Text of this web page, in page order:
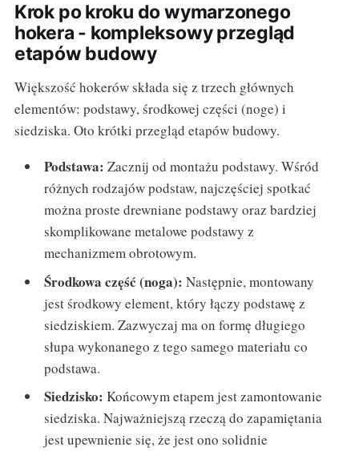
Krok po kroku do wymarzonego
hokera - kompleksowy przegląd
etapów budowy
Większość hokerów składa się z trzech głównych
elementów: podstawy, środkowej części (noge) i
siedziska. Oto krótki przegląd etapów budowy.
Podstawa: Zacznij od montażu podstawy. Wśród
różnych rodzajów podstaw, najczęściej spotkać
można proste drewniane podstawy oraz bardziej
skomplikowane metalowe podstawy z
mechanizmem obrotowym.
Środkowa część (noga): Następnie, montowany
jest środkowy element, który łączy podstawę z
siedziskiem. Zazwyczaj ma on formę długiego
słupa wykonanego z tego samego materiału co
podstawa.
Siedzisko: Końcowym etapem jest zamontowanie
siedziska. Najważniejszą rzeczą do zapamiętania
jest upewnienie się, że jest ono solidnie